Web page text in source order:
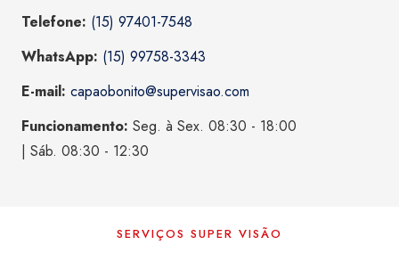
Telefone: (15) 97401-7548
WhatsApp: (15) 99758-3343
E-mail: capaobonito@supervisao.com
Funcionamento: Seg. à Sex. 08:30 - 18:00
| Sáb. 08:30 - 12:30
SERVIÇOS SUPER VISÃO